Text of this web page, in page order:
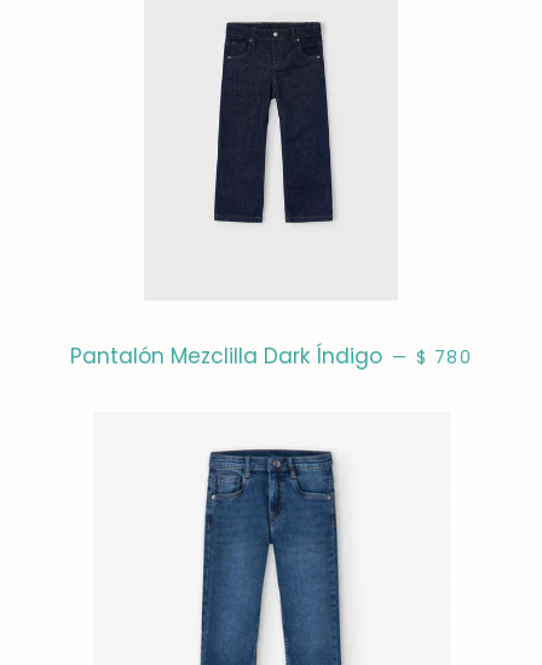
Pantalón Mezclilla Dark Índigo — PRECIO
$ 780